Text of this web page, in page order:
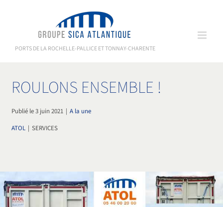
PORTS DE LA ROCHELLE-PALLICE ET TONNAY-CHARENTE
ROULONS ENSEMBLE !
Publié le 3 juin 2021 | A la une
ATOL | SERVICES